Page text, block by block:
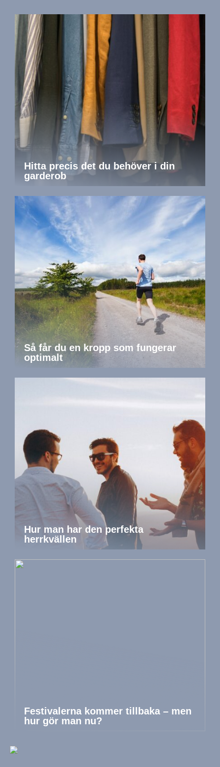
Hitta precis det du behöver i din
garderob
Så får du en kropp som fungerar
optimalt
Hur man har den perfekta
herrkvällen
Festivalerna kommer tillbaka – men
hur gör man nu?